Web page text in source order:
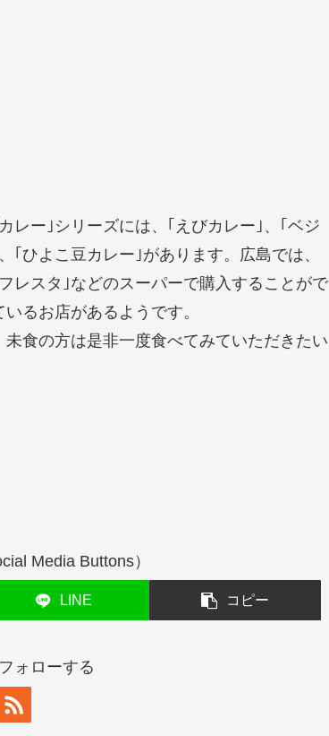
レー｣シリーズには、｢えびカレー｣、｢ベジ
｢ひよこ豆カレー｣があります。広島では、
レスタ｣などのスーパーで購入することがで
るお店があるようです。
食の方は是非一度食べてみていただきたい
Media Buttons）
LINE コピー
ォローする